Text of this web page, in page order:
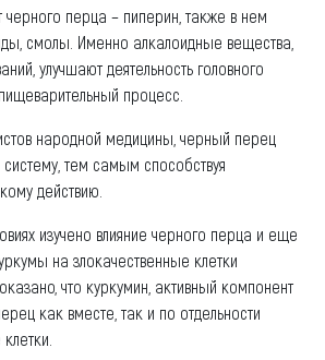
черного перца – пиперин, также в нем
смолы. Именно алкалоидные вещества,
улучшают деятельность головного
процесс.
народной медицины, черный перец
тем самым способствуя
действию.
изучено влияние черного перца и еще
на злокачественные клетки
что куркумин, активный компонент
как вместе, так и по отдельности